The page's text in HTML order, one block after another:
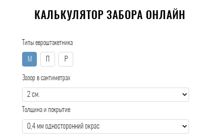
КАЛЬКУЛЯТОР ЗАБОРА ОНЛАЙН
Типы евроштакетника
М Р
Зазор в сантиметрах
Толщина и покрытие